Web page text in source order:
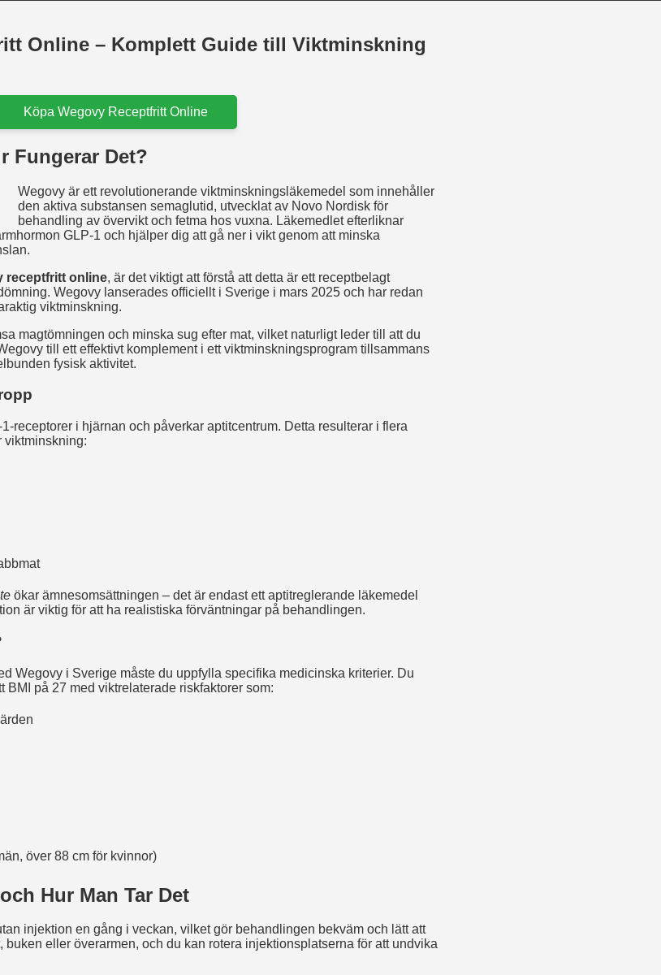
Online – Komplett Guide till Viktminskning
Köpa Wegovy Receptfritt Online
Fungerar Det?
Wegovy är ett revolutionerande viktminskningsläkemedel som innehåller
den aktiva substansen semaglutid, utvecklat av Novo Nordisk för
behandling av övervikt och fetma hos vuxna. Läkemedlet efterliknar
GLP-1 och hjälper dig att gå ner i vikt genom att minska
receptfritt online, är det viktigt att förstå att detta är ett receptbelagt
Wegovy lanserades officiellt i Sverige i mars 2025 och har redan
viktminskning.
magtömningen och minska sug efter mat, vilket naturligt leder till att du
till ett effektivt komplement i ett viktminskningsprogram tillsammans
fysisk aktivitet.
receptorer i hjärnan och påverkar aptitcentrum. Detta resulterar i flera
viktminskning:
ökar ämnesomsättningen – det är endast ett aptitreglerande läkemedel
är viktig för att ha realistiska förväntningar på behandlingen.
Wegovy i Sverige måste du uppfylla specifika medicinska kriterier. Du
BMI på 27 med viktrelaterade riskfaktorer som:
över 88 cm för kvinnor)
Hur Man Tar Det
injektion en gång i veckan, vilket gör behandlingen bekväm och lätt att
eller överarmen, och du kan rotera injektionsplatserna för att undvika